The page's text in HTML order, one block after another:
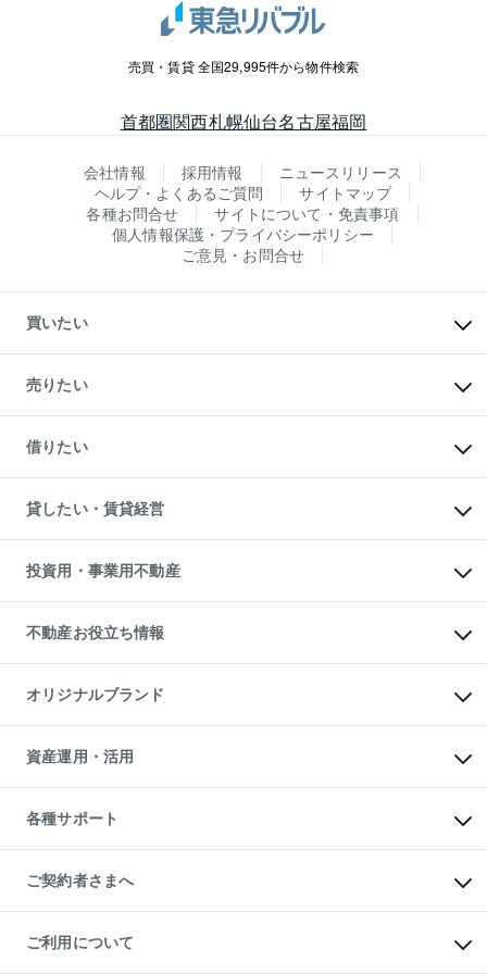
売買・賃貸 全国29,995件から物件検索
首都圏関西札幌仙台名古屋福岡
会社情報 採用情報
ニュースリリース
ヘルプ・よくあるご質問
サイトマップ
各種お問合せ
サイトについて・免責事項
個人情報保護・プライバシーポリシー
ご意見・お問合せ
買いたい
新築・分譲マンションの購入
中古マンションの購入
一戸建ての購入
中古一戸建ての購入
不動産購入の流れ
注目キーワード物件特集
購入ガイド
English 繁体中文簡体中文
売りたい
一戸建ての売却・査定
土地の売却・査定
スピードAI査定
不動産査定について
不動産売却の流れ
不動産買換えの流れ
売却ガイド
借りたい
オフィス・店舗の賃貸
借りるときの流れ
借りるガイド
貸したい・賃貸経営
マンション賃料データ
賃貸管理プラン
リロケーションについて
貸すガイド
投資用・事業用不動産
事業用不動産
マンション投資
投資用マンション
アパート経営
収益物件
ビル購入（ビル一棟）
投資用不動産の売却査定
事業用不動産の売却査定
不動産お役立ち情報
マンションライブラリー
人気マンションランキング
暮らしに役立つ不動産メディア
不動産相場・不動産価格情報
不動産コラム・ニュース
不動産用語集
不動産なんでもネット相談室
住まいの税金
オリジナルブランド
一棟リノベーションマンション
L`GENTE（ルジェンテ）
区分リノベーションマンション
投資用一棟レジデンスWELL
不動産小口投資
LEGACIA（レガシア）
資産運用・活用
不動産M&A
アセットマネジメント・出資
各種サポート
相続サポート
リフォームサポート
ご契約者さまへ
ご紹介・再契約特典
入居者様専用-各種ご案内（賃貸）
ご利用について